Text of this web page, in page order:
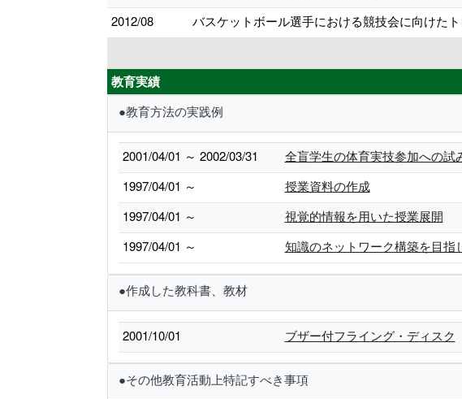
2012/08
バスケットボール選手における競技会に向けた
教育実績
●教育方法の実践例
2001/04/01 ～ 2002/03/31
全盲学生の体育実技参加への試
1997/04/01 ～
授業資料の作成
1997/04/01 ～
視覚的情報を用いた授業展開
1997/04/01 ～
知識のネットワーク構築を目指
●作成した教科書、教材
2001/10/01 ブザー付フライング・ディスク
●その他教育活動上特記すべき事項